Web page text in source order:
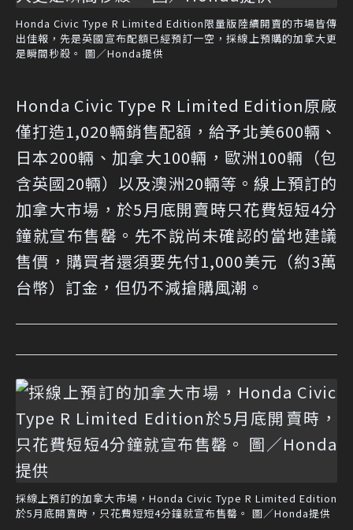
Honda Civic Type R Limited Edition限量版陸續開賣的市場皆傳
出佳報，先是英國宣布配額已經預訂一空，採線上預購的加拿大更
是瞬間秒殺。 圖／Honda提供
Honda Civic Type R Limited Edition原廠
僅打造1,020輛銷售配額，給予北美600輛、
日本200輛、加拿大100輛，歐洲100輛（包
含英國20輛）以及澳洲20輛等。線上預訂的
加拿大市場，於5月底開賣時只花費短短4分
鐘就宣布售罄。先不說尚未確認的當地建議
售價，購買者還須要先付1,000美元（約3萬
台幣）訂金，但仍不減搶購風潮。
採線上預訂的加拿大市場，Honda Civic Type R Limited Edition
於5月底開賣時，只花費短短4分鐘就宣布售罄。 圖／Honda提供